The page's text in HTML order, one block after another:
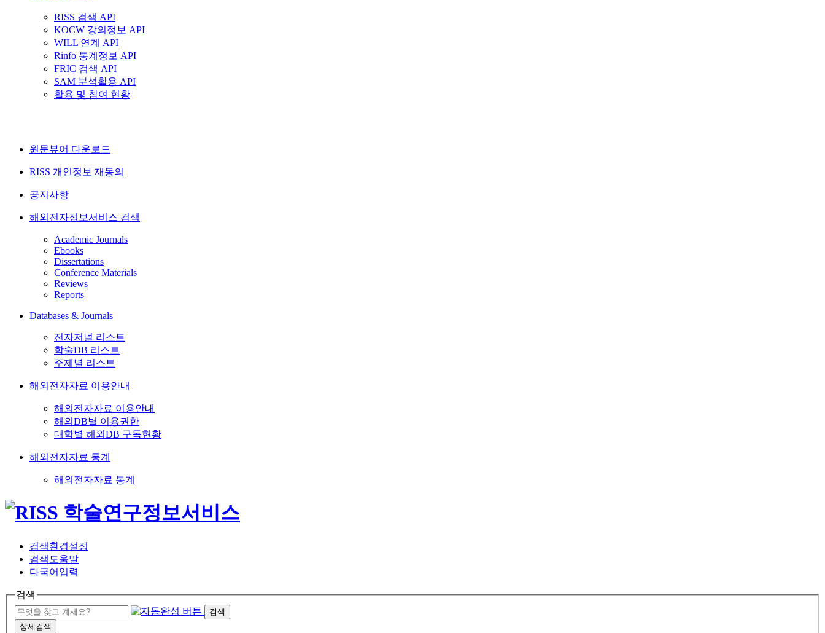
RISS 검색 API
KOCW 강의정보 API
WILL 연계 API
Rinfo 통계정보 API
FRIC 검색 API
SAM 분석활용 API
활용 및 참여 현황
원문뷰어 다운로드
RISS 개인정보 재동의
공지사항
해외전자정보서비스 검색
Academic Journals
Ebooks
Dissertations
Conference Materials
Reviews
Reports
Databases & Journals
전자저널 리스트
학술DB 리스트
주제별 리스트
해외전자자료 이용안내
해외전자자료 이용안내
해외DB별 이용권한
대학별 해외DB 구독현황
해외전자자료 통계
해외전자자료 통계
검색환경설정
검색도움말
다국어입력
검색
검색
상세검색